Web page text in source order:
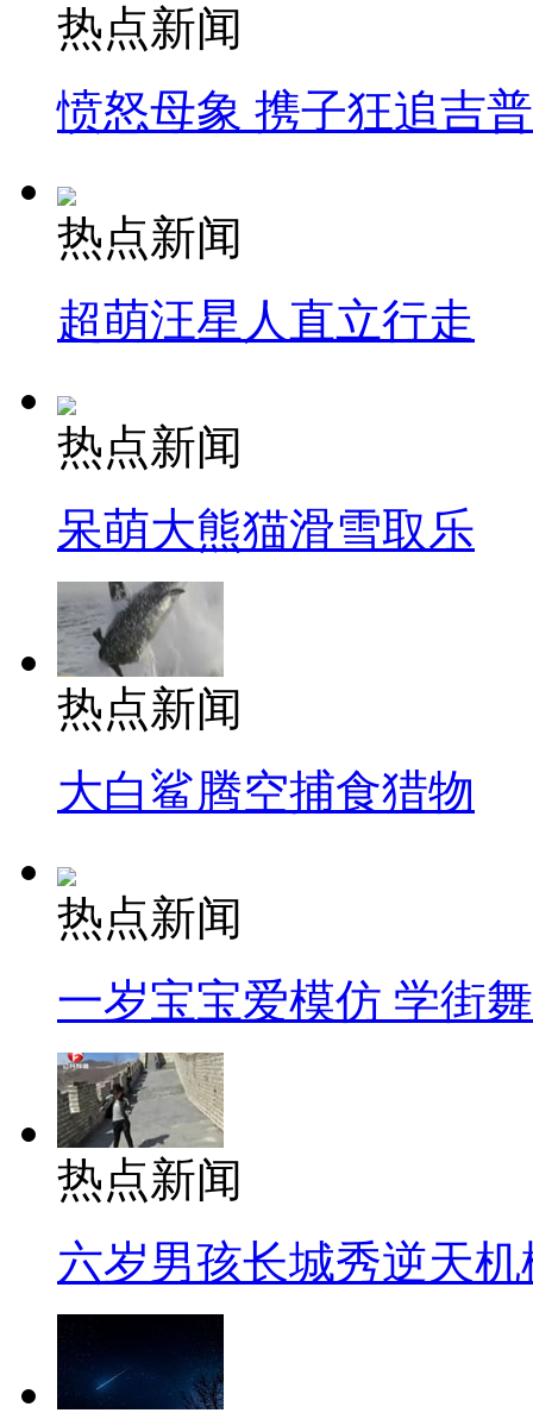
热点新闻
愤怒母象 携子狂追吉
热点新闻
超萌汪星人直立行走
热点新闻
呆萌大熊猫滑雪取乐
热点新闻
大白鲨腾空捕食猎物
热点新闻
一岁宝宝爱模仿 学街
热点新闻
六岁男孩长城秀逆天机